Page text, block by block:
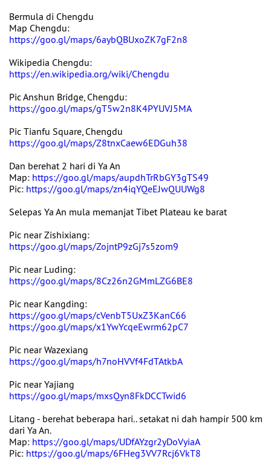
Bermula di Chengdu
Map Chengdu:
https://goo.gl/maps/6aybQBUxoZK7gF2n8
Wikipedia Chengdu:
https://en.wikipedia.org/wiki/Chengdu
Pic Anshun Bridge, Chengdu:
https://goo.gl/maps/gT5w2n8K4PYUVJ5MA
Pic Tianfu Square, Chengdu
https://goo.gl/maps/Z8tnxCaew6EDGuh38
Dan berehat 2 hari di Ya An
Map: https://goo.gl/maps/aupdhTrRbGY3gTS49
Pic: https://goo.gl/maps/zn4iqYQeEJwQUUWg8
Selepas Ya An mula memanjat Tibet Plateau ke barat
Pic near Zishixiang:
https://goo.gl/maps/ZojntP9zGj7s5zom9
Pic near Luding:
https://goo.gl/maps/8Cz26n2GMmLZG6BE8
Pic near Kangding:
https://goo.gl/maps/cVenbT5UxZ3KanC66
https://goo.gl/maps/x1YwYcqeEwrm62pC7
Pic near Wazexiang
https://goo.gl/maps/h7noHVVf4FdTAtkbA
Pic near Yajiang
https://goo.gl/maps/mxsQyn8FkDCCTwid6
Litang - berehat beberapa hari.. setakat ni dah hampir 500 km
dari Ya An.
Map: https://goo.gl/maps/UDfAYzgr2yDoVyiaA
Pic: https://goo.gl/maps/6FHeg3VV7Rcj6VkT8